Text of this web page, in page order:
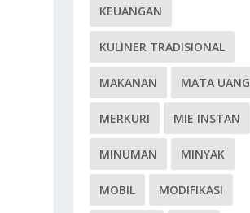
KEUANGAN
KULINER TRADISIONAL
MAKANAN MATA UANG
MERKURI MIE INSTAN
MINUMAN MINYAK
MOBIL MODIFIKASI